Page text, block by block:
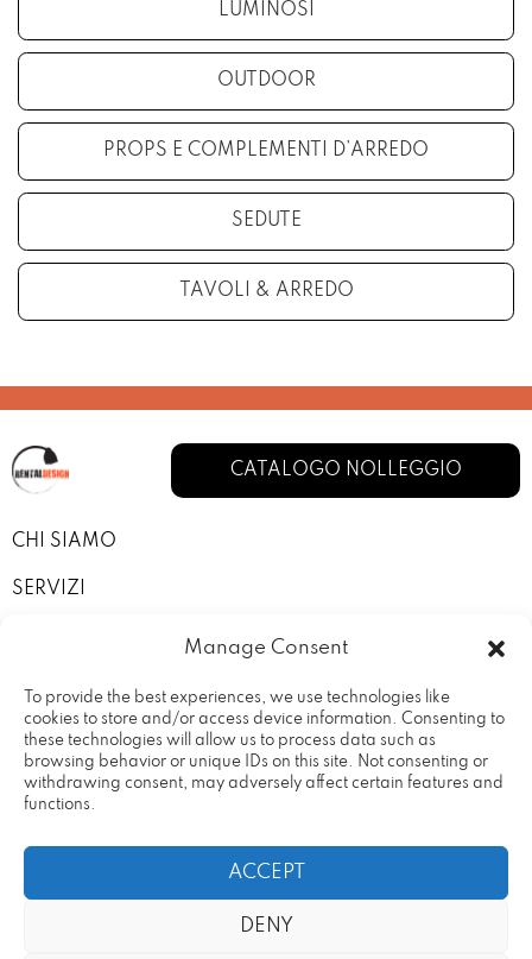
Manage Consent
To provide the best experiences, we use technologies like
cookies to store and/or access device information. Consenting to
these technologies will allow us to process data such as
browsing behavior or unique IDs on this site. Not consenting or
withdrawing consent, may adversely affect certain features and
functions.
ACCEPT
DENY
LUMINOSI
OUTDOOR
PROPS E COMPLEMENTI D’ARREDO
SEDUTE
TAVOLI & ARREDO
CATALOGO NOLLEGGIO
CHI SIAMO
SERVIZI
I NOSTRI ALLESTIMENTI
CONTATTI
PRIVACY POLICY
TERMINI E CONDIZIONI
20090 – Vimodrone (MI) Partita